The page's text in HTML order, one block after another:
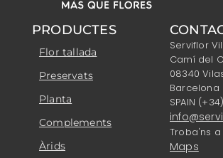
PRODUCTES
Flor tallada
Preservats
Planta
Complements
Àrids
Serviflor
Camí del
08340
Barcelona
SPAIN
Troba'ns a
Maps